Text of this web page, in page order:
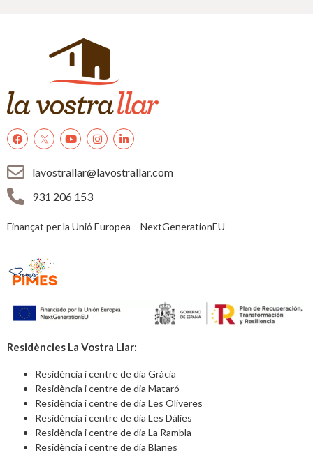
lavostrallar@lavostrallar.com
931 206 153
Finançat per la Unió Europea – NextGenerationEU
Residències La Vostra Llar:
Residència i centre de dia Gràcia
Residència i centre de dia Mataró
Residència i centre de dia Les Oliveres
Residència i centre de dia Les Dàlies
Residència i centre de dia La Rambla
Residència i centre de dia Blanes